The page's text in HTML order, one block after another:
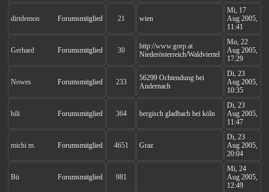
Forumsmitglied
dirtdemon 21 wien
Mi, 17
Aug 2005,
11:41
Forumsmitglied
Gerhard 30
http://www.gorp.at
Niederösterreich/Waldviertel
Mo, 22
Aug 2005,
17:29
Forumsmitglied
Nowes 233
56299 Ochtendung bei
Andernach
Di, 23
Aug 2005,
10:35
Forumsmitglied
bili 364 bergisch gladbach bei köln
Di, 23
Aug 2005,
11:47
Forumsmitglied
michi m. 4651 Graz
Di, 23
Aug 2005,
20:04
Forumsmitglied
Bü 981
Mi, 24
Aug 2005,
12:49